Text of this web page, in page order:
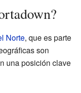
Norte, que es parte
son
una posición clave